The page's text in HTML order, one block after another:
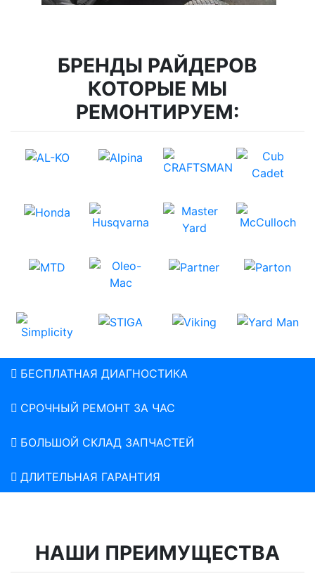
БРЕНДЫ РАЙДЕРОВ
КОТОРЫЕ МЫ
РЕМОНТИРУЕМ:
БЕСПЛАТНАЯ ДИАГНОСТИКА
СРОЧНЫЙ РЕМОНТ ЗА ЧАС
БОЛЬШОЙ СКЛАД ЗАПЧАСТЕЙ
ДЛИТЕЛЬНАЯ ГАРАНТИЯ
НАШИ ПРЕИМУЩЕСТВА